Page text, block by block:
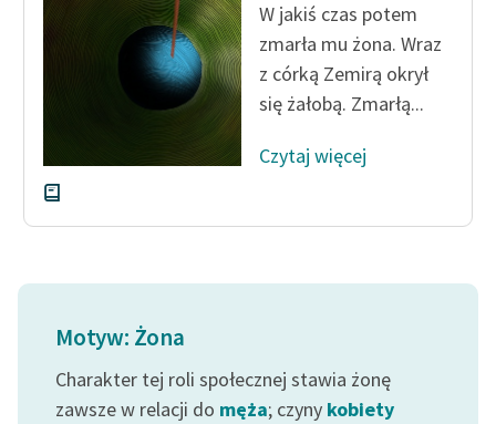
W jakiś czas potem
zmarła mu żona. Wraz
z córką Zemirą okrył
się żałobą. Zmarłą...
Czytaj więcej
Motyw: Żona
Charakter tej roli społecznej stawia żonę
zawsze w relacji do męża; czyny kobiety